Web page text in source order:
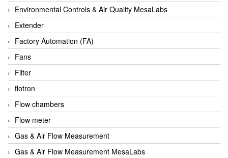
AOBEN
Apex Dynamics Vietnam
Apex Dynamics Vietnam
Apiste
APLISENS VietNam
Apollo Fire
Appleton
AQ Matic
Aqualabo Vietnam
Aquametro
Environmental Controls & Air Quality MesaLabs
Extender
Factory Automation (FA)
Fans
Filter
flotron
Flow chambers
Flow meter
Gas & Air Flow Measurement
Gas & Air Flow Measurement MesaLabs